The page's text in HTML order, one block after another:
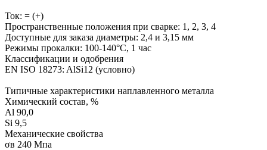
Ток: = (+)
Пространственные положения при сварке: 1, 2, 3, 4
Доступные для заказа диаметры: 2,4 и 3,15 мм
Режимы прокалки: 100-140°С, 1 час
Классификации и одобрения
EN ISO 18273: AlSi12 (условно)
Типичные характеристики наплавленного металла
Химический состав, %
Al 90,0
Si 9,5
Механические свойства
σв 240 Мпа